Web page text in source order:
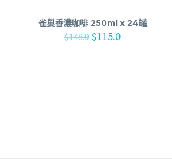
雀巢香濃咖啡 250ml x 24罐
$148.0 $115.0